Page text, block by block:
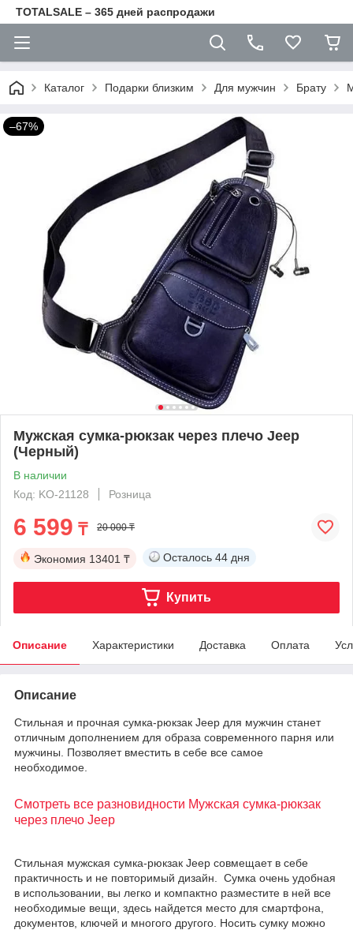
TOTALSALE – 365 дней распродажи
Каталог Подарки близким Для мужчин Брату
–67%
Мужская сумка-рюкзак через плечо Jeep
(Черный)
В наличии
Код: KO-21128
Розница
6 599 ₸ 20 000 ₸
Экономия 13401 ₸ Осталось 44 дня
Купить
Описание Характеристики Доставка Оплата
Описание
Стильная и прочная сумка-рюкзак Jeep для мужчин станет
отличным дополнением для образа современного парня или
мужчины. Позволяет вместить в себе все самое
необходимое.
Смотреть все разновидности Мужская сумка-рюкзак
через плечо Jeep
Стильная мужская сумка-рюкзак Jeep совмещает в себе
практичность и не повторимый дизайн. Сумка очень удобная
в использовании, вы легко и компактно разместите в ней все
необходимые вещи, здесь найдется место для смартфона,
документов, ключей и многого другого. Носить сумку можно